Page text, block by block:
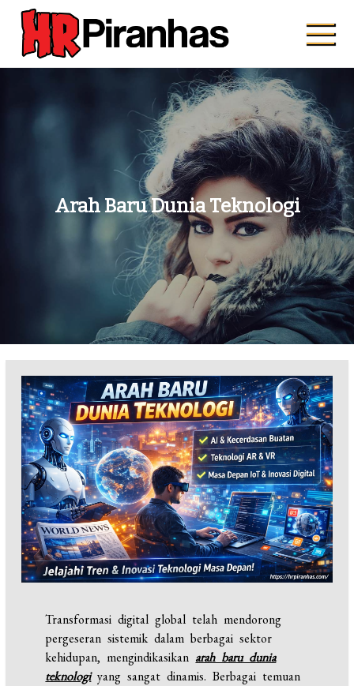
content
Hrpiranhas.com
Kuat, Cepat, Bersama
Arah Baru Dunia Teknologi
Transformasi digital global telah mendorong
pergeseran sistemik dalam berbagai sektor
kehidupan, mengindikasikan arah baru dunia
teknologiyang sangat dinamis. Berbagai temuan